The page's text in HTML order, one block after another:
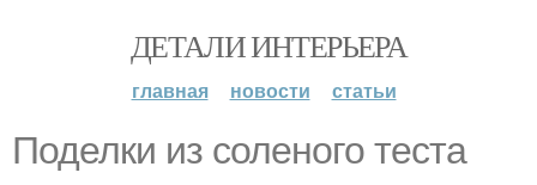
ДЕТАЛИ ИНТЕРЬЕРА
главная новости статьи
Поделки из соленого теста